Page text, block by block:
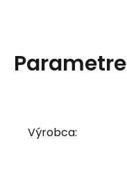
Parametre
Výrobca: